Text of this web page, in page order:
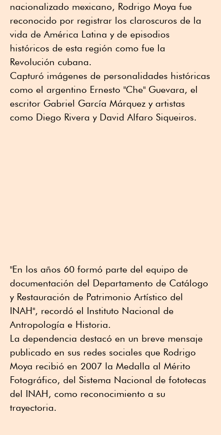
nacionalizado mexicano, Rodrigo Moya fue
reconocido por registrar los claroscuros de la
vida de América Latina y de episodios
históricos de esta región como fue la
Revolución cubana.
Capturó imágenes de personalidades históricas
como el argentino Ernesto "Che" Guevara, el
escritor Gabriel García Márquez y artistas
como Diego Rivera y David Alfaro Siqueiros.
"En los años 60 formó parte del equipo de
documentación del Departamento de Catálogo
y Restauración de Patrimonio Artístico del
INAH", recordó el Instituto Nacional de
Antropología e Historia.
La dependencia destacó en un breve mensaje
publicado en sus redes sociales que Rodrigo
Moya recibió en 2007 la Medalla al Mérito
Fotográfico, del Sistema Nacional de fototecas
del INAH, como reconocimiento a su
trayectoria.